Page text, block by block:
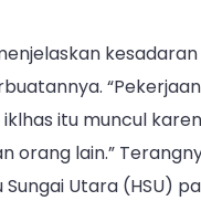
itu muncul
orang lain.”
Utara (HSU)